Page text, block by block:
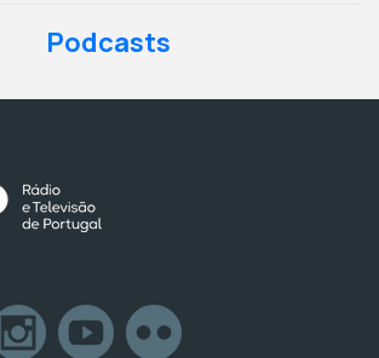
Podcasts